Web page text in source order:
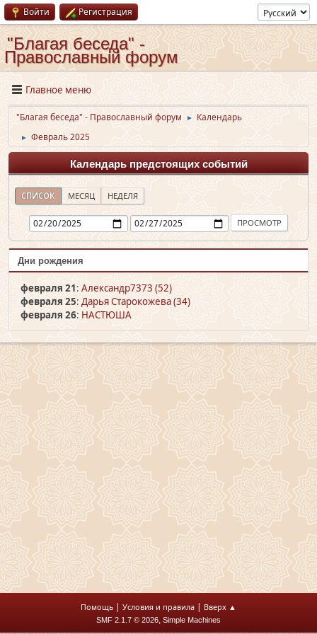
Войти Регистрация
"Благая беседа" -
Православный форум
Главное меню
"Благая беседа" - Православный форум ► Календарь
► Февраль 2025
Календарь предстоящих событий
СПИСОК МЕСЯЦ НЕДЕЛЯ
Дни рождения
февраля 21: Александр7373 (52)
февраля 25: Дарья Старокожева (34)
февраля 26: НАСТЮША
Помощь | Условия и правила | Вверх ▲
SMF 2.1.7 © 2026, Simple Machines